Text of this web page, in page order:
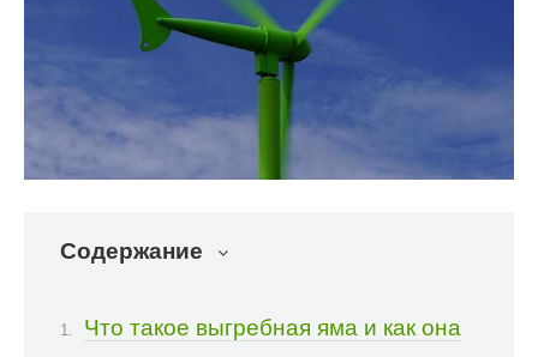
Содержание
Что такое выгребная яма и как она